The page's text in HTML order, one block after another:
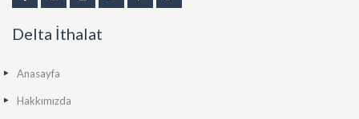
Delta İthalat
Anasayfa
Hakkımızda